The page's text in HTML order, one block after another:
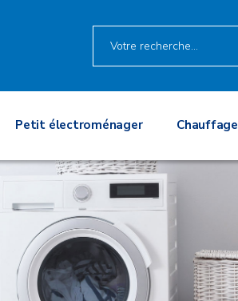
Petit électroménager Chauffage